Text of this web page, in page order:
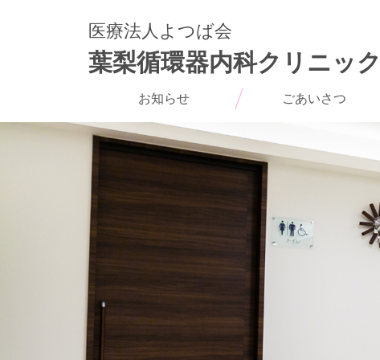
医療法人よつば会
葉梨循環器内科クリニック
お知らせ ごあいさつ